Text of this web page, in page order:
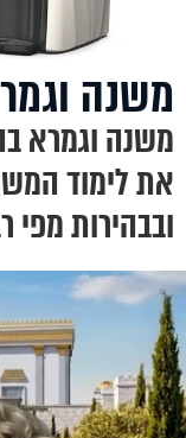
משנה
משנה וגמרא
את לימוד
ובבהירות מפי